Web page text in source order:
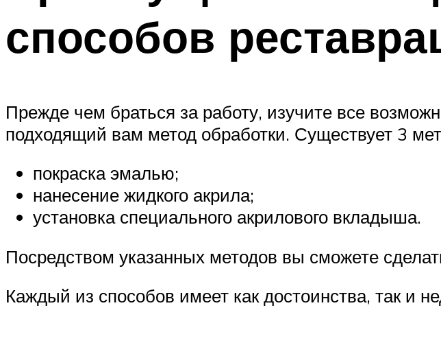
способов
Прежде чем браться за работу, изучите все
подходящий вам метод обработки. Существует 3
покраска эмалью;
нанесение жидкого акрила;
установка специального акрилового вкладыша.
Посредством указанных методов вы сможете
Каждый из способов имеет как достоинства, так и